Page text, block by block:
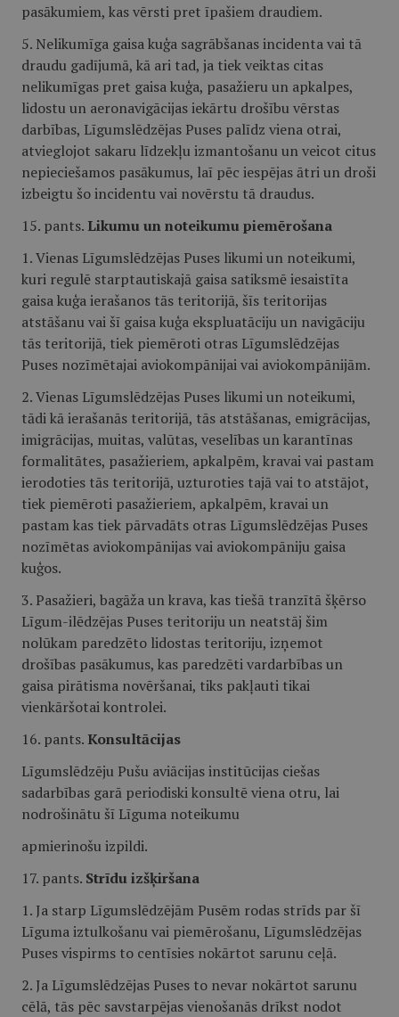
pasākumiem, kas vērsti pret īpašiem draudiem.
5. Nelikumīga gaisa kuģa sagrābšanas incidenta vai tā
draudu gadījumā, kā ari tad, ja tiek veiktas citas
nelikumīgas pret gaisa kuģa, pasažieru un apkalpes,
lidostu un aeronavigācijas iekārtu drošību vērstas
darbības, Līgumslēdzējas Puses palīdz viena otrai,
atvieglojot sakaru līdzekļu izmantošanu un veicot citus
nepieciešamos pasākumus, laī pēc iespējas ātri un droši
izbeigtu šo incidentu vai novērstu tā draudus.
15. pants. Likumu un noteikumu piemērošana
1. Vienas Līgumslēdzējas Puses likumi un noteikumi,
kuri regulē starptautiskajā gaisa satiksmē iesaistīta
gaisa kuģa ierašanos tās teritorijā, šīs teritorijas
atstāšanu vai šī gaisa kuģa ekspluatāciju un navigāciju
tās teritorijā, tiek piemēroti otras Līgumslēdzējas
Puses nozīmētajai aviokompānijai vai aviokompānijām.
2. Vienas Līgumslēdzējas Puses likumi un noteikumi,
tādi kā ierašanās teritorijā, tās atstāšanas, emigrācijas,
imigrācijas, muitas, valūtas, veselības un karantīnas
formalitātes, pasažieriem, apkalpēm, kravai vai pastam
ierodoties tās teritorijā, uzturoties tajā vai to atstājot,
tiek piemēroti pasažieriem, apkalpēm, kravai un
pastam kas tiek pārvadāts otras Līgumslēdzējas Puses
nozīmētas aviokompānijas vai aviokompāniju gaisa
kuģos.
3. Pasažieri, bagāža un krava, kas tiešā tranzītā šķērso
Līgum-ilēdzējas Puses teritoriju un neatstāj šim
nolūkam paredzēto lidostas teritoriju, izņemot
drošības pasākumus, kas paredzēti vardarbības un
gaisa pirātisma novēršanai, tiks pakļauti tikai
vienkāršotai kontrolei.
16. pants. Konsultācijas
Līgumslēdzēju Pušu aviācijas institūcijas ciešas
sadarbības garā periodiski konsultē viena otru, lai
nodrošinātu šī Līguma noteikumu
apmierinošu izpildi.
17. pants. Strīdu izšķiršana
1. Ja starp Līgumslēdzējām Pusēm rodas strīds par šī
Līguma iztulkošanu vai piemērošanu, Līgumslēdzējas
Puses vispirms to centīsies nokārtot sarunu ceļā.
2. Ja Līgumslēdzējas Puses to nevar nokārtot sarunu
cēlā, tās pēc savstarpējas vienošanās drīkst nodot